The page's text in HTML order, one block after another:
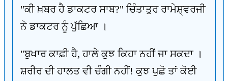
"ਕੀ ਖ਼ਬਰ ਹੈ ਡਾਕਟਰ ਸਾਬ?" ਚਿੰਤਾਤੁਰ ਰਾਮੇਸ਼੍ਵਰਜੀ
ਨੇ ਡਾਕਟਰ ਨੂੰ ਪੁੱਛਿਆ ।
"ਬੁਖਾਰ ਕਾਫ਼ੀ ਹੈ, ਹਾਲੇ ਕੁਝ ਕਿਹਾ ਨਹੀਂ ਜਾ ਸਕਦਾ ।
ਸ਼ਰੀਰ ਦੀ ਹਾਲਤ ਵੀ ਚੰਗੀ ਨਹੀਂ! ਕੁਝ ਪੁਛੋ ਤਾਂ ਕੋਈ